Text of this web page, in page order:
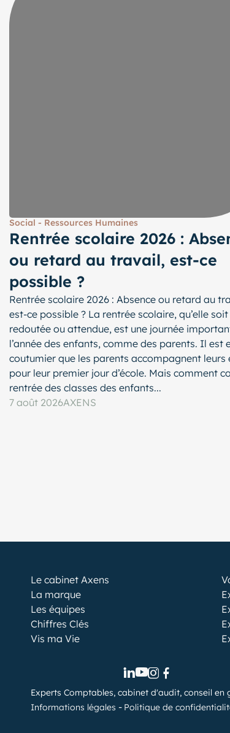
Social - Ressources Humaines
Rentrée scolaire 2026 :
ou retard au travail, est-ce
possible ?
Rentrée scolaire 2026 : Absence ou retard au
est-ce possible ? La rentrée scolaire, qu’elle soit
redoutée ou attendue, est une journée
l’année des enfants, comme des parents. Il est
coutumier que les parents accompagnent leurs
pour leur premier jour d’école. Mais comment
rentrée des classes des enfants...
7 août 2026AXENS
Le cabinet Axens
La marque
Les équipes
Chiffres Clés
Vis ma Vie
Experts Comptables, cabinet d'audit, conseil
Informations légales
Politique de